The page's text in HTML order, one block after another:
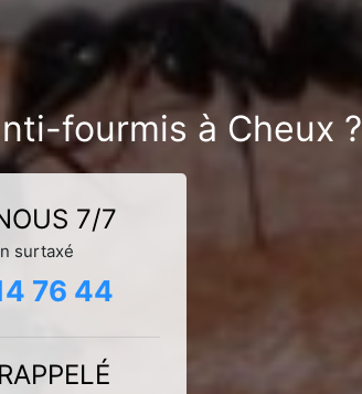
fourmis à Cheux ?
7/7
surtaxé
76 44